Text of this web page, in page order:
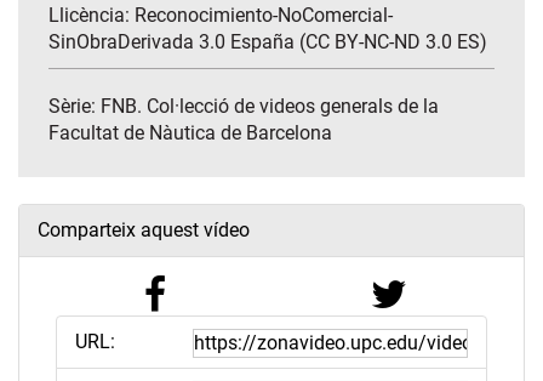
Llicència: Reconocimiento-NoComercial-
SinObraDerivada 3.0 España (CC BY-NC-ND 3.0 ES)
Sèrie: FNB. Col·lecció de videos generals de la
Facultat de Nàutica de Barcelona
Comparteix aquest vídeo
URL: